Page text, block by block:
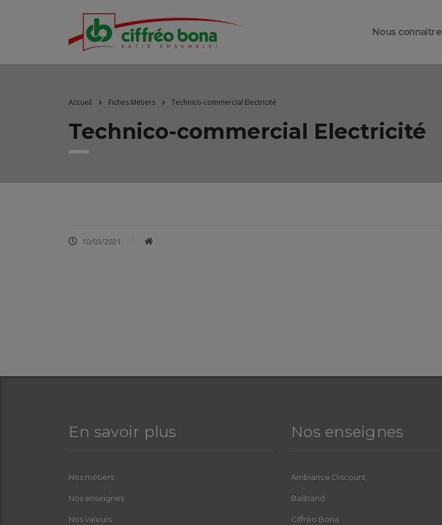
Nous connaître
Accueil Fiches Métiers Technico-commercial Electricité
Technico-commercial Electricité
10/03/2021
En savoir plus
Nos métiers
Nos enseignes
Nos valeurs
Nos enseignes
Ambiance Discount
Balitrand
Ciffréo Bona